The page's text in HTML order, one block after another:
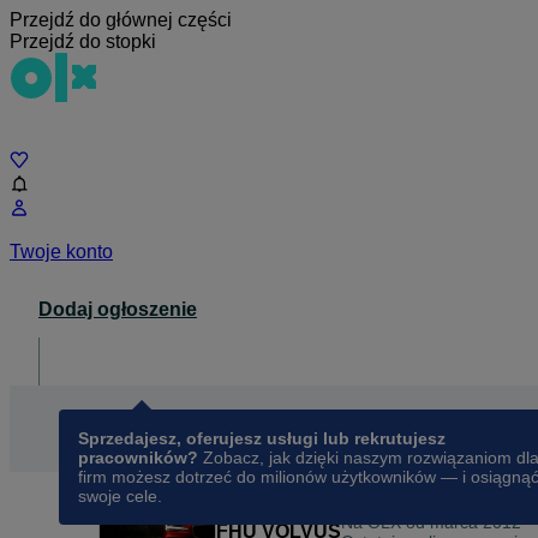
Przejdź do głównej części
Przejdź do stopki
Twoje konto
Dodaj ogłoszenie
Sprzedajesz, oferujesz usługi lub rekrutujesz
pracowników? Zobacz, jak dzięki naszym rozwiązaniom dla
firm możesz dotrzeć do milionów użytkowników — i osiągnąć
swoje cele.
FHU VOLVUSNa OLX odmarca 2012